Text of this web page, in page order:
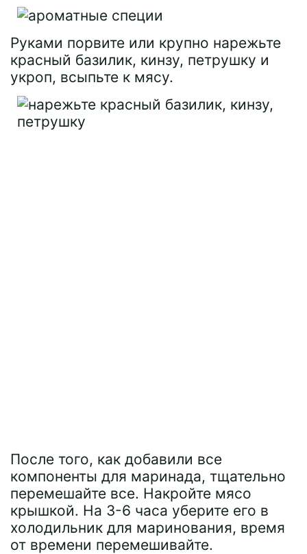
Руками порвите или крупно нарежьте
красный базилик, кинзу, петрушку и
укроп, всыпьте к мясу.
После того, как добавили все
компоненты для маринада, тщательно
перемешайте все. Накройте мясо
крышкой. На 3-6 часа уберите его в
холодильник для маринования, время
от времени перемешивайте.